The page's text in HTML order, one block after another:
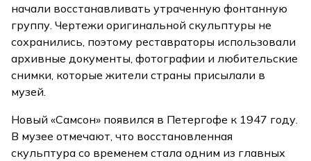
начали восстанавливать утраченную фонтанную
группу. Чертежи оригинальной скульптуры не
сохранились, поэтому реставраторы использовали
архивные документы, фотографии и любительские
снимки, которые жители страны присылали в
музей.
Новый «Самсон» появился в Петергофе к 1947 году.
В музее отмечают, что восстановленная
скульптура со временем стала одним из главных